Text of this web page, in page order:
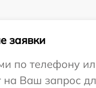
заявки
по телефону
на Ваш запрос